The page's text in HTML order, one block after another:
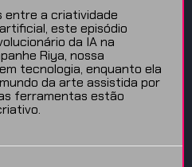
entre a criatividade
este episódio
da IA na
Riya, nossa
tecnologia, enquanto ela
da arte assistida por
ferramentas estão